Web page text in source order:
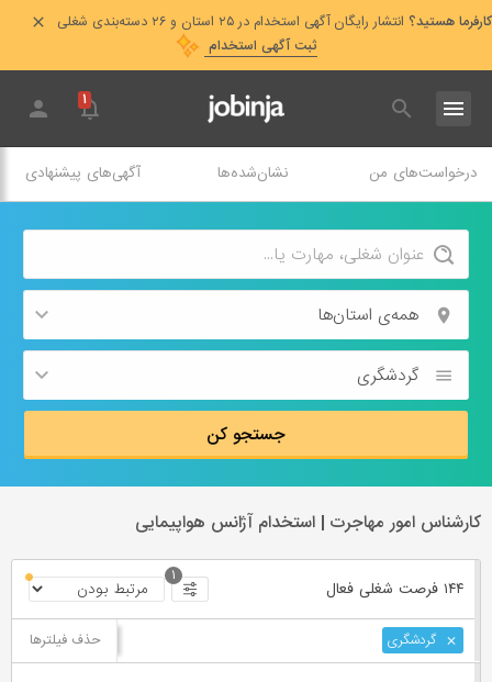
کارفرما هستید؟ انتشار رایگان آگهی استخدام در ۲۵ استان و ۲۶ دسته‌بندی شغلی
ثبت آگهی استخدام
۱
درخواست‌های من نشان‌شده‌ها آگهی‌های پیشنهادی
همه‌ی استان‌ها
گردشگری
جستجو کن
کارشناس امور مهاجرت | استخدام آژانس هواپیمایی
۱۴۴ فرصت ‌شغلی فعال
۱
گردشگری حذف فیلترها